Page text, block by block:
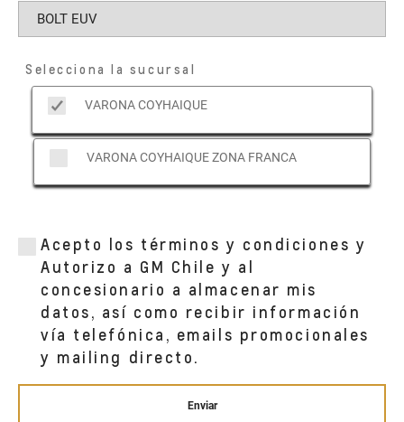
Selecciona la sucursal
VARONA COYHAIQUE
VARONA COYHAIQUE ZONA FRANCA
Acepto los términos y condiciones y
Autorizo a GM Chile y al
concesionario a almacenar mis
datos, así como recibir información
vía telefónica, emails promocionales
y mailing directo.
Enviar